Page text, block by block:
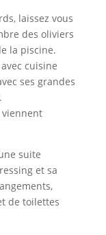
laissez vous
des oliviers
la piscine.
cuisine
ses grandes
suite
et sa
de toilettes